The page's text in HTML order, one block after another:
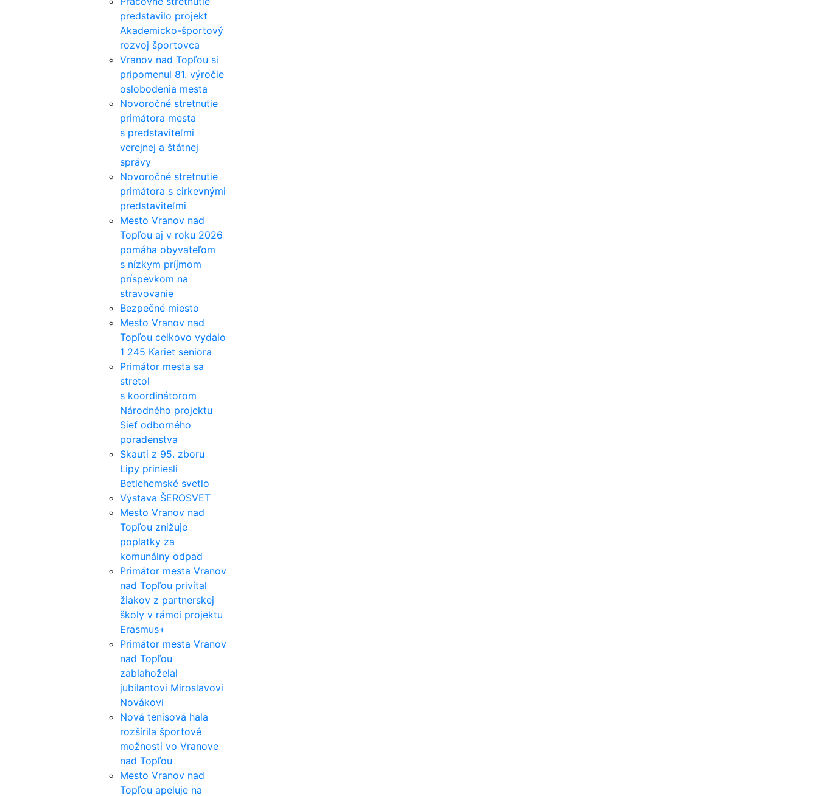
predstavilo projekt
Akademicko-športový
rozvoj športovca
Vranov nad Topľou si
pripomenul 81. výročie
oslobodenia mesta
Novoročné stretnutie
primátora mesta
s predstaviteľmi
verejnej a štátnej
správy
Novoročné stretnutie
primátora s cirkevnými
predstaviteľmi
Mesto Vranov nad
Topľou aj v roku 2026
pomáha obyvateľom
s nízkym príjmom
príspevkom na
stravovanie
Bezpečné miesto
Mesto Vranov nad
Topľou celkovo vydalo
1 245 Kariet seniora
Primátor mesta sa
stretol
s koordinátorom
Národného projektu
Sieť odborného
poradenstva
Skauti z 95. zboru
Lipy priniesli
Betlehemské svetlo
Výstava ŠEROSVET
Mesto Vranov nad
Topľou znižuje
poplatky za
komunálny odpad
Primátor mesta Vranov
nad Topľou privítal
žiakov z partnerskej
školy v rámci projektu
Erasmus+
Primátor mesta Vranov
nad Topľou
zablahoželal
jubilantovi Miroslavovi
Novákovi
Nová tenisová hala
rozšírila športové
možnosti vo Vranove
nad Topľou
Mesto Vranov nad
Topľou apeluje na